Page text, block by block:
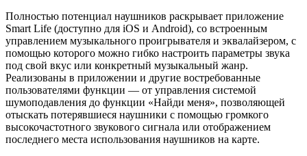
Полностью потенциал наушников раскрывает приложение
Smart Life (доступно для iOS и Android), со встроенным
управлением музыкального проигрывателя и эквалайзером, с
помощью которого можно гибко настроить параметры звука
под свой вкус или конкретный музыкальный жанр.
Реализованы в приложении и другие востребованные
пользователями функции — от управления системой
шумоподавления до функции «Найди меня», позволяющей
отыскать потерявшиеся наушники с помощью громкого
высокочастотного звукового сигнала или отображением
последнего места использования наушников на карте.